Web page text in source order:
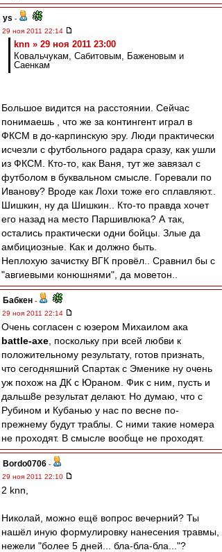
ys -
29 ноя 2011 22:14
knn » 29 ноя 2011 23:00
Ковальчукам, Сабитовым, Баженовым и
Саенкам
Большое видится на расстоянии. Сейчас
понимаешь , что же за контингент играл в
ФКСМ в до-карпинскую эру. Люди практически
исчезли с футбольного радара сразу, как ушли
из ФКСМ. Кто-то, как Ваня, тут же завязал с
футболом в буквальном смысле. Горевали по
Иванову? Вроде как Лохи тоже его сплавляют..
Шишкин, ну да Шишкин.. Кто-то правда хочет
его назад на место Паршивлюка? А так,
остались практически одни бойцы. Злые да
амбициозные. Как и должно быть.
Неплохую зачистку ВГК провёл.. Сравнил бы с
"авгиевыми конюшнями", да моветон..
Бабкен -
29 ноя 2011 22:14
Очень согласен с юзером Михаилом ака
battle-axe , поскольку при всей любви к
положительному результату, готов признать,
что сегодняшний Спартак с Эменике ну очень
уж похож на ДК с Юраном. Фик с ним, пусть и
дальш8е результат делают. Но думаю, что с
Рубином и Кубанью у нас по весне по-
прежнему будут траблы. С ними такие номера
не проходят. В смысле вообще не проходят.
Bordo0706 -
29 ноя 2011 22:10
2 knn,
Николай, можно ещё вопрос вечерний? Ты
нашёл иную формулировку нанесения травмы,
нежели "более 5 дней... бла-бла-бла..."?